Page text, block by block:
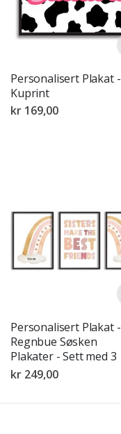
Personalisert Plakat -
Kuprint
kr 169,00
Personalisert Plakat -
Regnbue Søsken
Plakater - Sett med 3
kr 249,00